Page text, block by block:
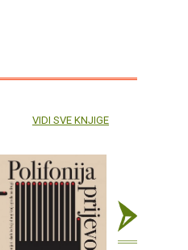
VIDI SVE KNJIGE